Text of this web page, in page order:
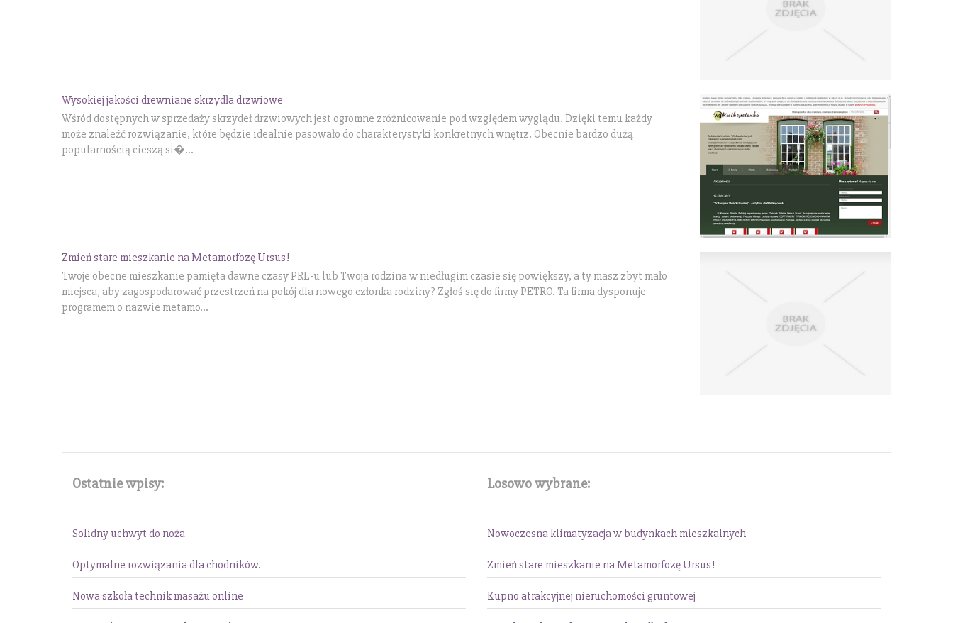
Wysokiej jakości drewniane skrzydła drzwiowe
Wśród dostępnych w sprzedaży skrzydeł drzwiowych jest ogromne zróżnicowanie pod względem wyglądu. Dzięki temu każdy
może znaleźć rozwiązanie, które będzie idealnie pasowało do charakterystyki konkretnych wnętrz. Obecnie bardzo dużą
popularnością cieszą si�...
Zmień stare mieszkanie na Metamorfozę Ursus!
Twoje obecne mieszkanie pamięta dawne czasy PRL-u lub Twoja rodzina w niedługim czasie się powiększy, a ty masz zbyt mało
miejsca, aby zagospodarować przestrzeń na pokój dla nowego członka rodziny? Zgłoś się do firmy PETRO. Ta firma dysponuje
programem o nazwie metamo...
Ostatnie wpisy:
Solidny uchwyt do noża
Optymalne rozwiązania dla chodników.
Nowa szkoła technik masażu online
Losowo wybrane:
Nowoczesna klimatyzacja w budynkach mieszkalnych
Zmień stare mieszkanie na Metamorfozę Ursus!
Kupno atrakcyjnej nieruchomości gruntowej